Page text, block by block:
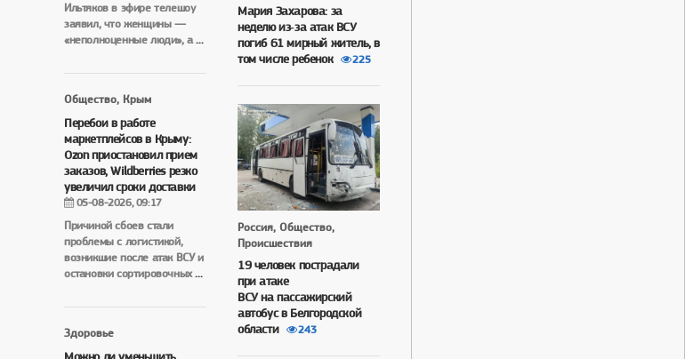
Ильтяков в эфире телешоу
заявил, что женщины —
«неполноценные люди», а...
Общество, Крым
Перебои в работе
маркетплейсов в Крыму:
Ozon приостановил прием
заказов, Wildberries резко
увеличил сроки доставки
05-08-2026, 09:17
Причиной сбоев стали
проблемы с логистикой,
возникшие после атак ВСУ и
остановки сортировочных...
Здоровье
Мария Захарова: за
неделю из‑за атак ВСУ
погиб 61 мирный житель, в
том числе ребенок
225
Россия, Общество,
Происшествия
19 человек пострадали
при атаке
ВСУ на пассажирский
автобус в Белгородской
области
243